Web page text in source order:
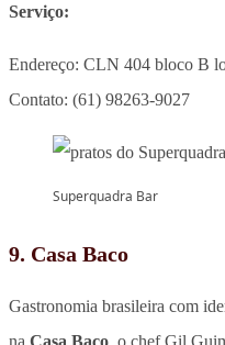
Serviço:
Endereço: CLN 404 bloco B
Contato: (61) 98263-9027
Superquadra Bar
9. Casa Baco
Gastronomia brasileira com
na Casa Baco , o chef Gil